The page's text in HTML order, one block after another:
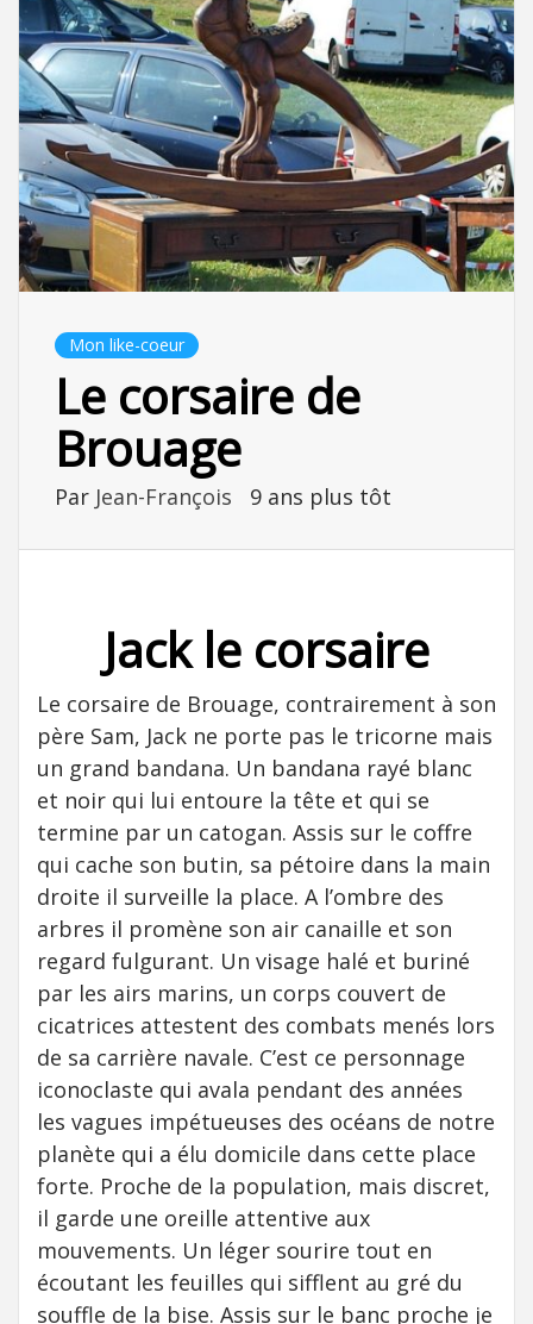
Mon like-coeur
Le corsaire de
Brouage
Par Jean-François 9 ans plus tôt
Jack le corsaire
Le corsaire de Brouage, contrairement à son
père Sam, Jack ne porte pas le tricorne mais
un grand bandana. Un bandana rayé blanc
et noir qui lui entoure la tête et qui se
termine par un catogan. Assis sur le coffre
qui cache son butin, sa pétoire dans la main
droite il surveille la place. A l’ombre des
arbres il promène son air canaille et son
regard fulgurant. Un visage halé et buriné
par les airs marins, un corps couvert de
cicatrices attestent des combats menés lors
de sa carrière navale. C’est ce personnage
iconoclaste qui avala pendant des années
les vagues impétueuses des océans de notre
planète qui a élu domicile dans cette place
forte. Proche de la population, mais discret,
il garde une oreille attentive aux
mouvements. Un léger sourire tout en
écoutant les feuilles qui sifflent au gré du
souffle de la bise. Assis sur le banc proche je